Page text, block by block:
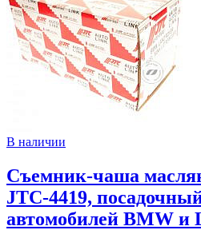
В наличии
Съемник-чаша
JTC-4419,
автомобилей BMW и